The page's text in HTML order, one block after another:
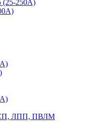
(25-250А)
ЛПП, ПВЛМ